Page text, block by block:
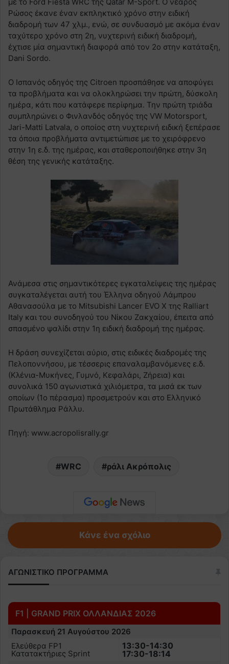
Ρώσος έκανε έναν εκπληκτικό χρόνο στην ειδική
διαδρομή των 47 χλμ., ενώ, σε συνδυασμό με ακόμα έναν
ταχύτερο χρόνο στη 2η, νυχτερινή ειδική διαδρομή,
έχτισε μία σημαντική διαφορά από τον 2ο στην κατάταξη,
Dani Sordo.
Ο Ισπανός οδηγός της Citroen προσπάθησε να αποφύγει
τα προβλήματα και να ολοκληρώσει την πρώτη, δύσκολη
ημέρα, κάτι που κατάφερε περίφημα. Την πρώτη τριάδα
συμπληρώνει ο Φινλανδός οδηγός της VW Motorsport,
Jari-Matti Latvala, ο οποίος στη νυχτερινή ειδική ξεπέρασε
τα όποια προβλήματα αντιμετώπισε με το χειρόφρενο
στην 1η ε.δ. της ημέρας, και σταθεροποιήθηκε στην 3η
θέση της γενικής κατάταξης.
Ανάμεσα στις σημαντικότερες εγκαταλείψεις της ημέρας
συγκαταλέγεται αυτή του Έλληνα οδηγού Λάμπρου
Αθανασούλα με το Mitsubishi Lancer EVO X της Ralliart
Italy και του συνοδηγού του Νίκου Ζακχαίου, έπειτα από
σπασμένο ψαλίδι στην 1η ειδική διαδρομή της ημέρας.
Η δράση συνεχίζεται αύριο, στις ειδικές διαδρομές της
Πελοποννήσου, με τέσσερις επαναλαμβανόμενες ε.δ.
(Κλένια-Μυκήνες, Γυμνό, Κεφαλάρι, Ζήρεια) και
συνολικά 150 αγωνιστικά χιλιόμετρα, τα μισά εκ των
οποίων (1ο πέρασμα) προσμετρούν και στο Ελληνικό
Πρωτάθλημα Ράλλυ.
Πηγή: www.acropolisrally.gr
WRC ράλι Ακρόπολις
Κάνε ένα σχόλιο
ΑΓΩΝΙΣΤΙΚΟ ΠΡΟΓΡΑΜΜΑ
F1 | GRAND PRIX ΟΛΛΑΝΔΙΑΣ 2026
Παρασκευή 21 Αυγούστου 2026
Ελεύθερα FP1
Κατατακτήριες Sprint
13:30-14:30
17:30-18:14